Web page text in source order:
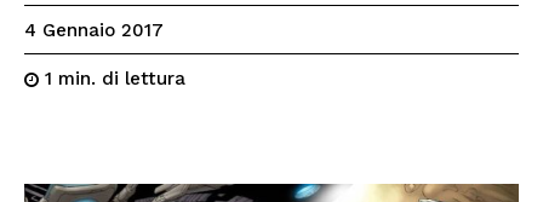
4 Gennaio 2017
1 min. di lettura